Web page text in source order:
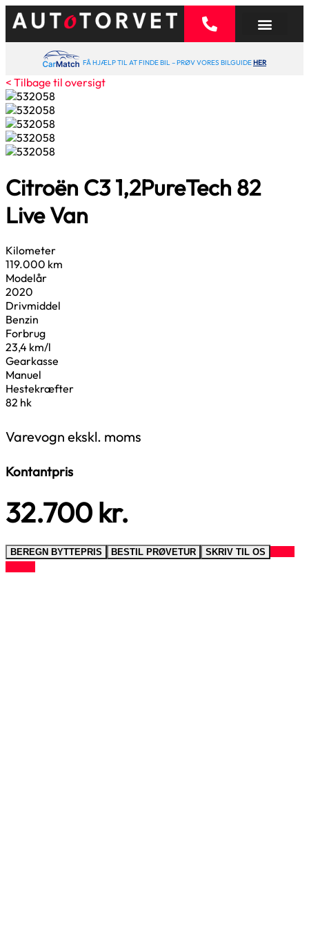
FÅ HJÆLP TIL AT FINDE BIL – PRØV VORES BILGUIDEHER
< Tilbage til oversigt
Citroën C31,2PureTech 82
Live Van
Kilometer
119.000 km
Modelår
2020
Drivmiddel
Benzin
Forbrug
23,4 km/l
Gearkasse
Manuel
Hestekræfter
82 hk
Varevogn ekskl. moms
Kontantpris
32.700 kr.
BEREGN BYTTEPRIS BESTIL PRØVETUR SKRIV TIL OS